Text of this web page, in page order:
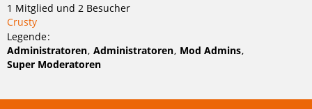
1 Mitglied und 2 Besucher
Crusty
Legende
Administratoren Administratoren Mod Admins
Super Moderatoren